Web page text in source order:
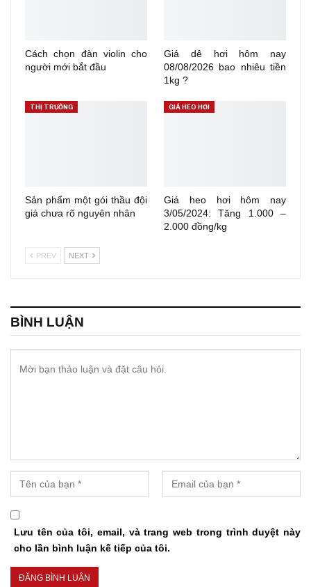
Cách chọn đàn violin cho
người mới bắt đầu
Giá dê hơi hôm nay
08/08/2026 bao nhiêu tiền
1kg ?
THỊ TRƯỜNG
Sản phẩm một gói thầu đội
giá chưa rõ nguyên nhân
GIÁ HEO HƠI
Giá heo hơi hôm nay
3/05/2024: Tăng 1.000 –
2.000 đồng/kg
PREV NEXT
BÌNH LUẬN
Lưu tên của tôi, email, và trang web trong trình duyệt này
cho lần bình luận kế tiếp của tôi.